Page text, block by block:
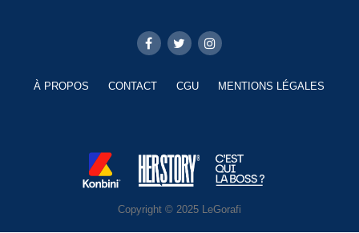
À PROPOS CONTACT CGU MENTIONS LÉGALES
Copyright © 2025 LeGorafi